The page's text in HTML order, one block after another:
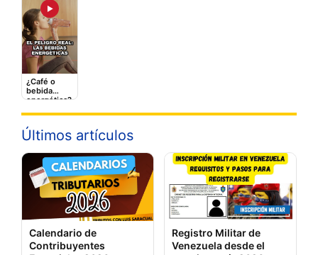
en línea
▶
¿Café o
bebida
energética?
hace a tu
corazón
Últimos artículos
Calendario de
Contribuyentes
Registro Militar de
Venezuela desde el